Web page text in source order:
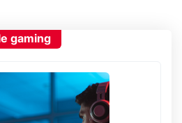
gaming